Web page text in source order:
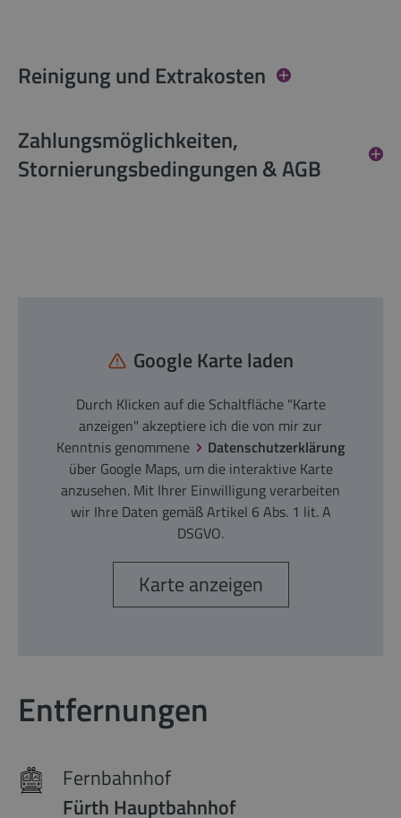
Reinigung und Extrakosten
Zahlungsmöglichkeiten,
Stornierungsbedingungen & AGB
Google Karte laden
Durch Klicken auf die Schaltfläche "Karte
anzeigen" akzeptiere ich die von mir zur
Kenntnis genommene
Datenschutzerklärung
über Google Maps, um die interaktive Karte
anzusehen. Mit Ihrer Einwilligung verarbeiten
wir Ihre Daten gemäß Artikel 6 Abs. 1 lit. A
DSGVO.
Karte anzeigen
Entfernungen
Fernbahnhof
Fürth Hauptbahnhof